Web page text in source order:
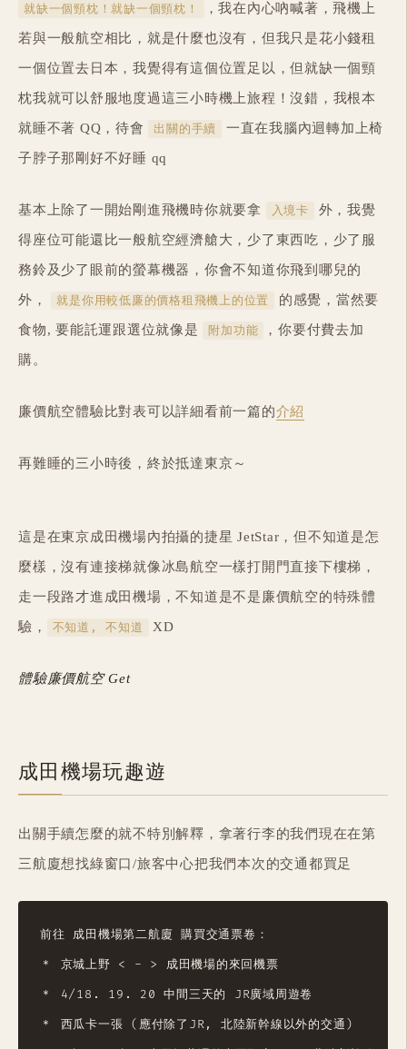
就缺一個頸枕！就缺一個頸枕！ ，我在內心吶喊著，飛機上
若與一般航空相比，就是什麼也沒有，但我只是花小錢租
一個位置去日本，我覺得有這個位置足以，但就缺一個頸
枕我就可以舒服地度過這三小時機上旅程！沒錯，我根本
就睡不著 QQ，待會 出關的手續 一直在我腦內迴轉加上椅
子脖子那剛好不好睡 qq
基本上除了一開始剛進飛機時你就要拿 入境卡 外，我覺
得座位可能還比一般航空經濟艙大，少了東西吃，少了服
務鈴及少了眼前的螢幕機器，你會不知道你飛到哪兒的
外， 就是你用較低廉的價格租飛機上的位置 的感覺，當然要
食物, 要能託運跟選位就像是 附加功能 ，你要付費去加
購。
廉價航空體驗比對表可以詳細看前一篇的介紹
再難睡的三小時後，終於抵達東京～
這是在東京成田機場內拍攝的捷星 JetStar，但不知道是怎
麼樣，沒有連接梯就像冰島航空一樣打開門直接下樓梯，
走一段路才進成田機場，不知道是不是廉價航空的特殊體
驗， 不知道, 不知道 XD
體驗廉價航空 Get
成田機場玩趣遊
出關手續怎麼的就不特別解釋，拿著行李的我們現在在第
三航廈想找綠窗口/旅客中心把我們本次的交通都買足
前往 成田機場第二航廈 購買交通票卷：
＊ 京城上野 < - > 成田機場的來回機票
＊ 4/18. 19. 20 中間三天的 JR廣域周遊卷
＊ 西瓜卡一張 (應付除了JR, 北陸新幹線以外的交通)